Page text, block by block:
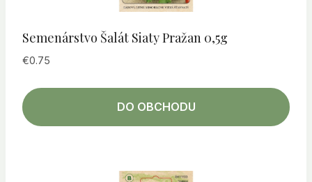
Semenárstvo Šalát Siaty Pražan 0,5g
€0.75
DO OBCHODU